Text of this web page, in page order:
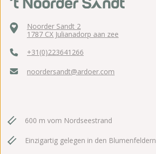
Noorder Sandt 2
1787 CX Julianadorp aan zee
+31(0)223641266
noordersandt@ardoer.com
600 m vom Nordseestrand
Einzigartig gelegen in den Blumenfeldern